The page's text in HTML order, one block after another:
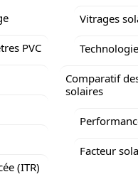
PVC
(ITR)
Vitrages
Comparatif
solaires
Facteur